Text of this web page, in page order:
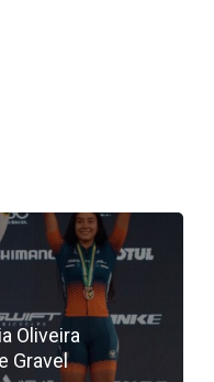
Oliveira
Gravel